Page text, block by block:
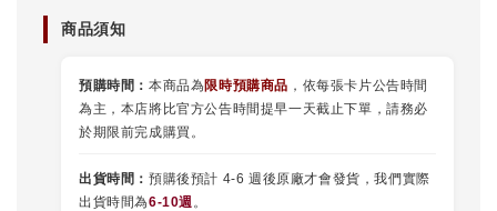
商品須知
預購時間： 本商品為限時預購商品 ，依每張卡片公告時間
為主，本店將比官方公告時間提早一天截止下單，請務必
於期限前完成購買。
出貨時間： 預購後預計 4-6 週後原廠才會發貨，我們實際
出貨時間為6-10週。